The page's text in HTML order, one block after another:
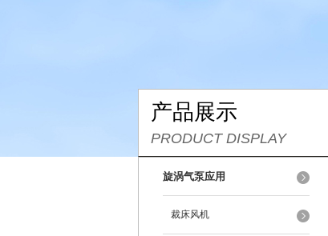
产品展示
PRODUCT DISPLAY
旋涡气泵应用
裁床风机